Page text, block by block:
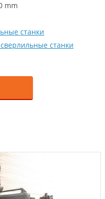
mm
станки
станки